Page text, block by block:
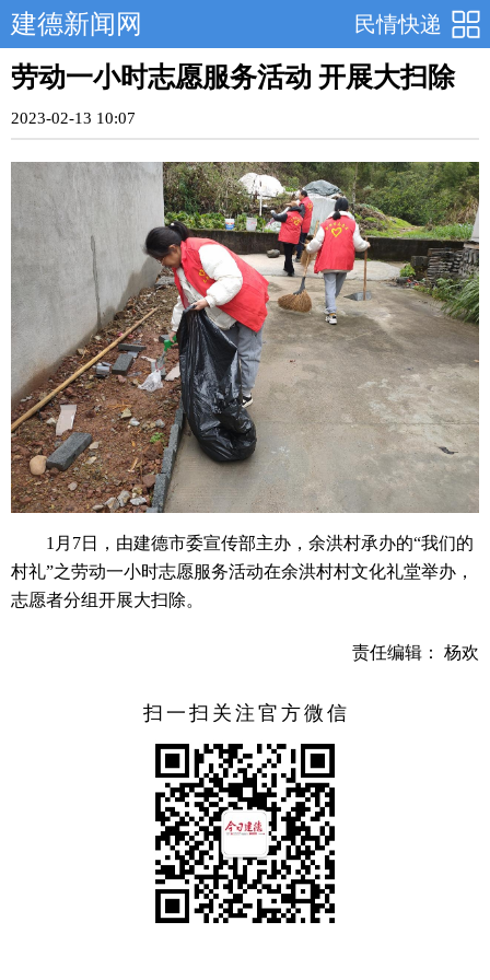
民情快递
建德新闻网
劳动一小时志愿服务活动 开展大扫除
2023-02-13 10:07
1月7日，由建德市委宣传部主办，余洪村承办的“我们的
村礼”之劳动一小时志愿服务活动在余洪村村文化礼堂举办，
志愿者分组开展大扫除。
责任编辑： 杨欢
扫一扫关注官方微信